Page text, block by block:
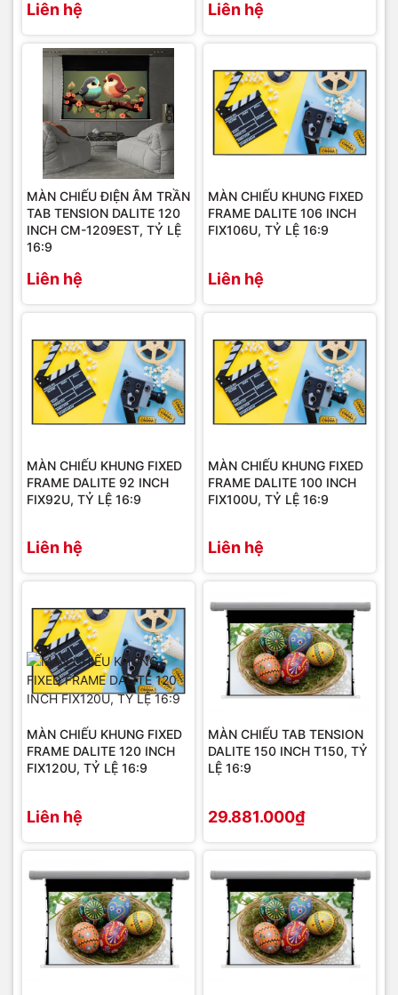
Liên hệ Liên hệ
MÀN CHIẾU ĐIỆN ÂM TRẦN
TAB TENSION DALITE 120
INCH CM-1209EST, TỶ LỆ
16:9
Liên hệ
MÀN CHIẾU KHUNG FIXED
FRAME DALITE 106 INCH
FIX106U, TỶ LỆ 16:9
Liên hệ
MÀN CHIẾU KHUNG FIXED
FRAME DALITE 92 INCH
FIX92U, TỶ LỆ 16:9
Liên hệ
MÀN CHIẾU KHUNG FIXED
FRAME DALITE 100 INCH
FIX100U, TỶ LỆ 16:9
Liên hệ
MÀN CHIẾU KHUNG FIXED
FRAME DALITE 120 INCH
FIX120U, TỶ LỆ 16:9
Liên hệ
MÀN CHIẾU TAB TENSION
DALITE 150 INCH T150, TỶ
LỆ 16:9
29.881.000₫